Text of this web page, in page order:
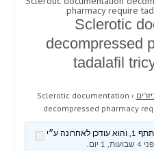
pharmacy require
Sclerotic
decompressed
tadalafil
›
Sclerotic documentation
decompressed pharmacy
1 יום .